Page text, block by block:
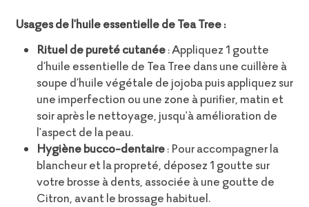
Usages de l'huile essentielle de Tea Tree :
Rituel de pureté cutanée: Appliquez 1 goutte
d’huile essentielle de Tea Tree dans une cuillère à
soupe d’huile végétale de jojoba puis appliquez sur
une imperfection ou une zone à purifier, matin et
soir après le nettoyage, jusqu'à amélioration de
l'aspect de la peau.
Hygiène bucco-dentaire: Pour accompagner la
blancheur et la propreté, déposez 1 goutte sur
votre brosse à dents, associée à une goutte de
Citron, avant le brossage habituel.